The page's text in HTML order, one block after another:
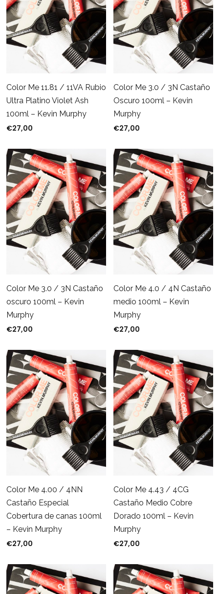
Color Me 11.81 / 11VA Rubio
Ultra Platino Violet Ash
100ml – Kevin Murphy
€27,00
Color Me 3.0 / 3N Castaño
Oscuro 100ml – Kevin
Murphy
€27,00
Color Me 3.0 / 3N Castaño
oscuro 100ml – Kevin
Murphy
€27,00
Color Me 4.0 / 4N Castaño
medio 100ml – Kevin
Murphy
€27,00
Color Me 4.00 / 4NN
Castaño Especial
Cobertura de canas 100ml
– Kevin Murphy
€27,00
Color Me 4.43 / 4CG
Castaño Medio Cobre
Dorado 100ml – Kevin
Murphy
€27,00